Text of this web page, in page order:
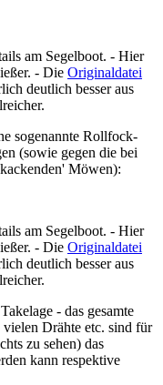
am Segelboot. - Hier
- Die Originaldatei
deutlich besser aus
sogenannte Rollfock-
(sowie gegen die bei
Möwen):
am Segelboot. - Hier
- Die Originaldatei
deutlich besser aus
- das gesamte
Drähte etc. sind für
zu sehen) das
kann respektive